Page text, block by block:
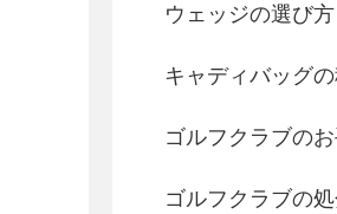
ウェッジの選び方
キャディバッグ
ゴルフクラブの
ゴルフクラブの